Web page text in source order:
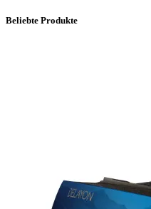
Beliebte Produkte